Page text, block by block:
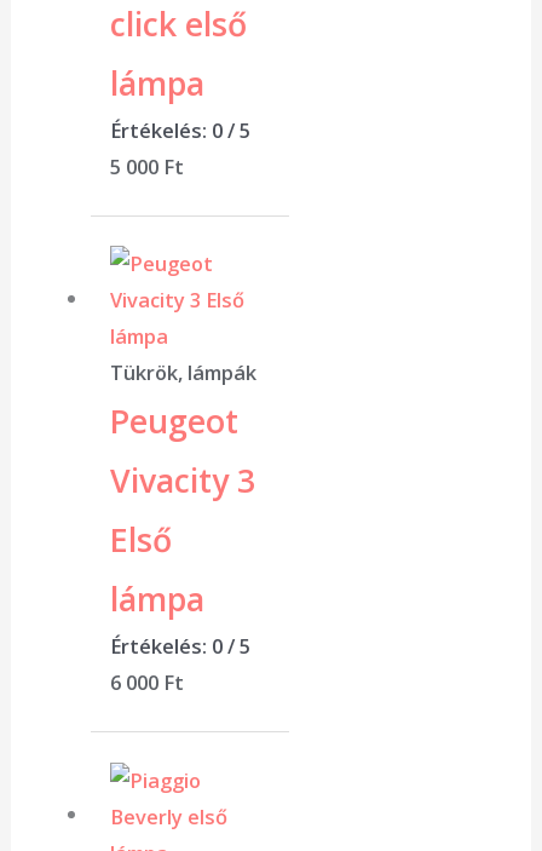
click első
lámpa
Értékelés: 0/ 5
5 000 Ft
Tükrök, lámpák
Peugeot
Vivacity 3
Első
lámpa
Értékelés: 0/ 5
6 000 Ft